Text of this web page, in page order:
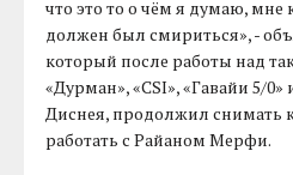
что это то о чём я думаю, мне
должен был смириться», -
который после работы над
«Дурман», «CSI», «Гавайи 5/
Диснея, продолжил снимать
работать с Райаном Мерфи.